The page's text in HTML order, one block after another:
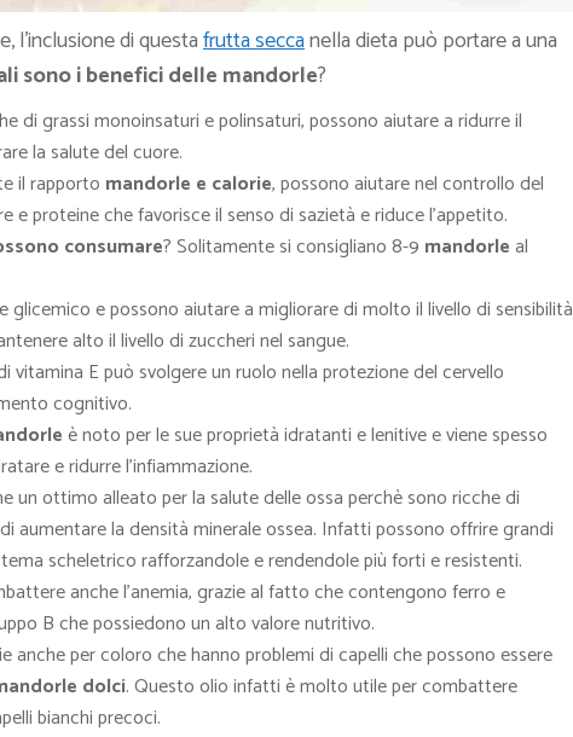
l’inclusione di questafrutta seccanella dieta può portare a una
sono i benefici delle mandorle?
di grassi monoinsaturi e polinsaturi, possono aiutare a ridurre il
la salute del cuore.
il rapporto mandorle e calorie, possono aiutare nel controllo del
e proteine che favorisce il senso di sazietà e riduce l’appetito.
consumare? Solitamente si consigliano 8-9 mandorleal
glicemico e possono aiutare a migliorare di molto il livello di sensibilità
alto il livello di zuccheri nel sangue.
vitamina E può svolgere un ruolo nella protezione del cervello
cognitivo.
è noto per le sue proprietà idratanti e lenitive e viene spesso
e ridurre l’infiammazione.
un ottimo alleato per la salute delle ossa perchè sono ricche di
aumentare la densità minerale ossea. Infatti possono offrire grandi
scheletrico rafforzandole e rendendole più forti e resistenti.
anche l’anemia, grazie al fatto che contengono ferro e
B che possiedono un alto valore nutritivo.
anche per coloro che hanno problemi di capelli che possono essere
dolci. Questo olio infatti è molto utile per combattere
bianchi precoci.